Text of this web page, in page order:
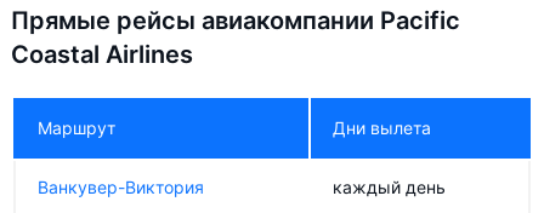
Прямые рейсы авиакомпании Pacific
Coastal Airlines
Маршрут Дни вылета
Ванкувер-Виктория каждый день